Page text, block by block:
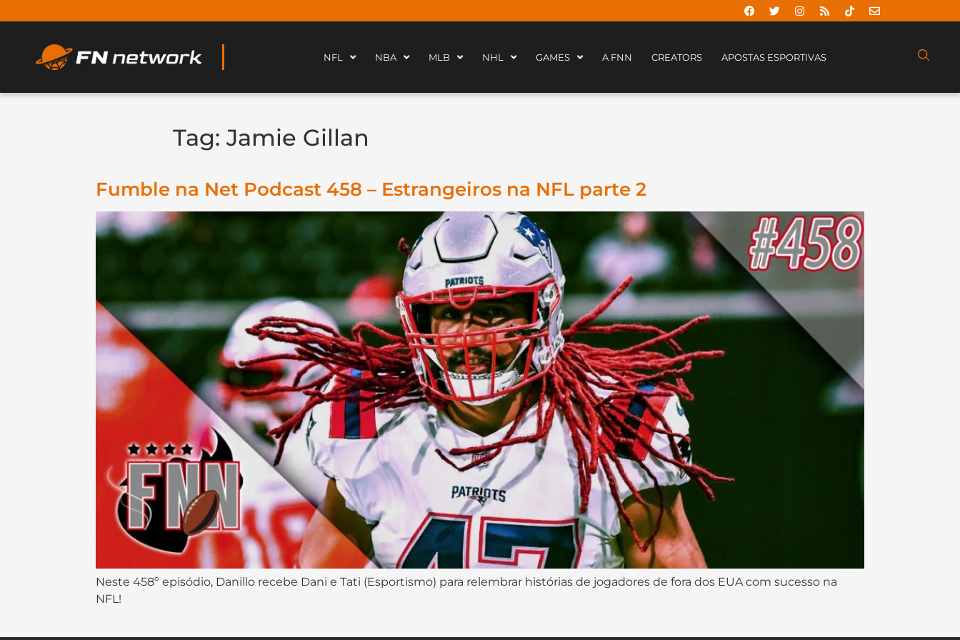
NFL NBA MLB NHL GAMES A FNN CREATORS APOSTAS ESPORTIVAS
Tag: Jamie Gillan
Fumble na Net Podcast 458 – Estrangeiros na NFL parte 2
Neste 458º episódio, Danillo recebe Dani e Tati (Esportismo) para relembrar histórias de jogadores de fora dos EUA com sucesso na
NFL!